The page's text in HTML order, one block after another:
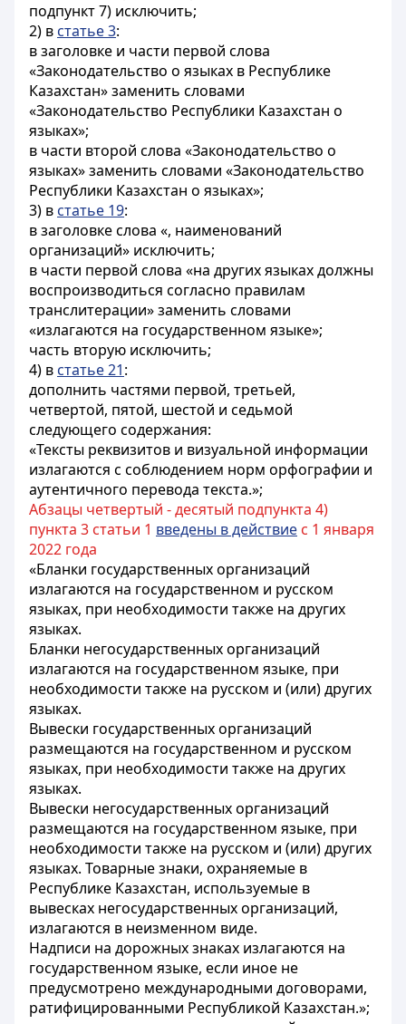
подпункт 7) исключить;
2) в статье 3:
в заголовке и части первой слова
«Законодательство о языках в Республике
Казахстан» заменить словами
«Законодательство Республики Казахстан о
языках»;
в части второй слова «Законодательство о
языках» заменить словами «Законодательство
Республики Казахстан о языках»;
3) в статье 19:
в заголовке слова «, наименований
организаций» исключить;
в части первой слова «на других языках должны
воспроизводиться согласно правилам
транслитерации» заменить словами
«излагаются на государственном языке»;
часть вторую исключить;
4) в статье 21:
дополнить частями первой, третьей,
четвертой, пятой, шестой и седьмой
следующего содержания:
«Тексты реквизитов и визуальной информации
излагаются с соблюдением норм орфографии и
аутентичного перевода текста.»;
Абзацы четвертый - десятый подпункта 4)
пункта 3 статьи 1 введены в действие с 1 января
2022 года
«Бланки государственных организаций
излагаются на государственном и русском
языках, при необходимости также на других
языках.
Бланки негосударственных организаций
излагаются на государственном языке, при
необходимости также на русском и (или) других
языках.
Вывески государственных организаций
размещаются на государственном и русском
языках, при необходимости также на других
языках.
Вывески негосударственных организаций
размещаются на государственном языке, при
необходимости также на русском и (или) других
языках. Товарные знаки, охраняемые в
Республике Казахстан, используемые в
вывесках негосударственных организаций,
излагаются в неизменном виде.
Надписи на дорожных знаках излагаются на
государственном языке, если иное не
предусмотрено международными договорами,
ратифицированными Республикой Казахстан.»;